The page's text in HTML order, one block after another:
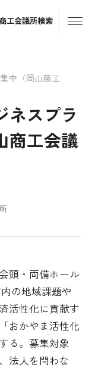
明
商工会議所検索
中（岡山商工
ネスプラ
商工会議
頭・両備ホール
の地域課題や
活性化に貢献す
おかやま活性化
る。募集対象
法人を問わな